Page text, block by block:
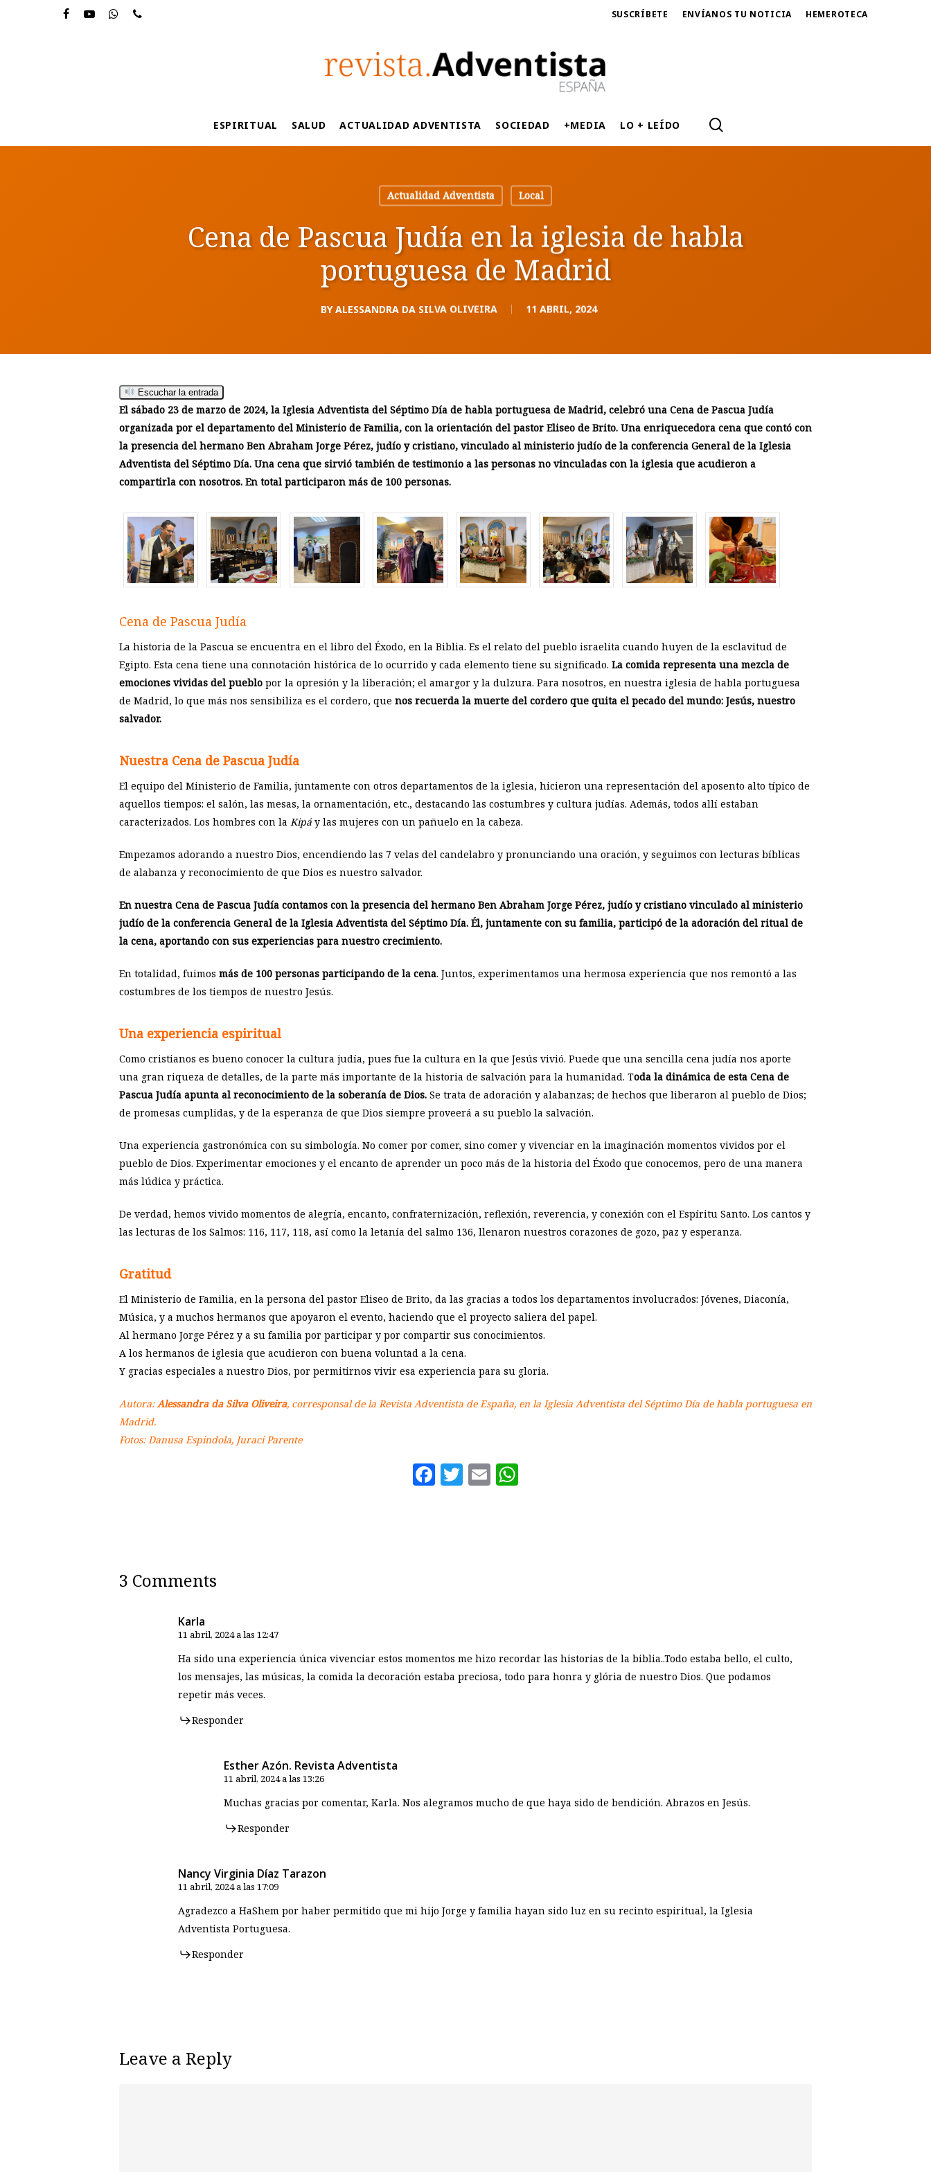
SUSCRÍBETE ENVÍANOS TU NOTICIA HEMEROTECA
Hit enter to search or ESC to close
ESPIRITUAL SALUD ACTUALIDAD ADVENTISTA SOCIEDAD +MEDIA LO + LEÍDO
Actualidad Adventista Local
Cena de Pascua Judía en la iglesia de habla
portuguesa de Madrid
BY ALESSANDRA DA SILVA OLIVEIRA 11 ABRIL, 2024
Escuchar la entrada
El sábado 23 de marzo de 2024, la Iglesia Adventista del Séptimo Día de habla portuguesa de Madrid, celebró una Cena de Pascua Judía
organizada por el departamento del Ministerio de Familia, con la orientación del pastor Eliseo de Brito. Una enriquecedora cena que contó con
la presencia del hermano Ben Abraham Jorge Pérez, judío y cristiano, vinculado al ministerio judío de la conferencia General de la Iglesia
Adventista del Séptimo Día. Una cena que sirvió también de testimonio a las personas no vinculadas con la iglesia que acudieron a
compartirla con nosotros. En total participaron más de 100 personas.
Cena de Pascua Judía
La historia de la Pascua se encuentra en el libro del Éxodo, en la Biblia. Es el relato del pueblo israelita cuando huyen de la esclavitud de
Egipto. Esta cena tiene una connotación histórica de lo ocurrido y cada elemento tiene su significado. La comida representa una mezcla de
emociones vividas del pueblo por la opresión y la liberación; el amargor y la dulzura. Para nosotros, en nuestra iglesia de habla portuguesa
de Madrid, lo que más nos sensibiliza es el cordero, que nos recuerda la muerte del cordero que quita el pecado del mundo: Jesús, nuestro
salvador.
Nuestra Cena de Pascua Judía
El equipo del Ministerio de Familia, juntamente con otros departamentos de la iglesia, hicieron una representación del aposento alto típico de
aquellos tiempos: el salón, las mesas, la ornamentación, etc., destacando las costumbres y cultura judías. Además, todos allí estaban
caracterizados. Los hombres con la Kipáy las mujeres con un pañuelo en la cabeza.
Empezamos adorando a nuestro Dios, encendiendo las 7 velas del candelabro y pronunciando una oración, y seguimos con lecturas bíblicas
de alabanza y reconocimiento de que Dios es nuestro salvador.
En nuestra Cena de Pascua Judía contamos con la presencia del hermano Ben Abraham Jorge Pérez, judío y cristiano vinculado al ministerio
judío de la conferencia General de la Iglesia Adventista del Séptimo Día. Él, juntamente con su familia, participó de la adoración del ritual de
la cena, aportando con sus experiencias para nuestro crecimiento.
En totalidad, fuimos más de 100 personas participando de la cena. Juntos, experimentamos una hermosa experiencia que nos remontó a las
costumbres de los tiempos de nuestro Jesús.
Una experiencia espiritual
Como cristianos es bueno conocer la cultura judía, pues fue la cultura en la que Jesús vivió. Puede que una sencilla cena judía nos aporte
una gran riqueza de detalles, de la parte más importante de la historia de salvación para la humanidad. Toda la dinámica de esta Cena de
Pascua Judía apunta al reconocimiento de la soberanía de Dios. Se trata de adoración y alabanzas; de hechos que liberaron al pueblo de Dios;
de promesas cumplidas, y de la esperanza de que Dios siempre proveerá a su pueblo la salvación.
Una experiencia gastronómica con su simbología. No comer por comer, sino comer y vivenciar en la imaginación momentos vividos por el
pueblo de Dios. Experimentar emociones y el encanto de aprender un poco más de la historia del Éxodo que conocemos, pero de una manera
más lúdica y práctica.
De verdad, hemos vivido momentos de alegría, encanto, confraternización, reflexión, reverencia, y conexión con el Espíritu Santo. Los cantos y
las lecturas de los Salmos: 116, 117, 118, así como la letanía del salmo 136, llenaron nuestros corazones de gozo, paz y esperanza.
Gratitud
El Ministerio de Familia, en la persona del pastor Eliseo de Brito, da las gracias a todos los departamentos involucrados: Jóvenes, Diaconía,
Música, y a muchos hermanos que apoyaron el evento, haciendo que el proyecto saliera del papel.
Al hermano Jorge Pérez y a su familia por participar y por compartir sus conocimientos.
A los hermanos de iglesia que acudieron con buena voluntad a la cena.
Y gracias especiales a nuestro Dios, por permitirnos vivir esa experiencia para su gloria.
Autora:Alessandra da Silva Oliveira, corresponsal de la Revista Adventista de España, en la Iglesia Adventista del Séptimo Día de habla portuguesa en
Madrid.
Fotos: Danusa Espindola, Juraci Parente
Facebook
Twitter
Email
3 Comments
Karla
11 abril, 2024 a las 12:47
Ha sido una experiencia única vivenciar estos momentos me hizo recordar las historias de la biblia..Todo estaba bello, el culto,
los mensajes, las músicas, la comida la decoración estaba preciosa, todo para honra y glória de nuestro Dios. Que podamos
repetir más veces.
Responder
Esther Azón. Revista Adventista
11 abril, 2024 a las 13:26
Muchas gracias por comentar, Karla. Nos alegramos mucho de que haya sido de bendición. Abrazos en Jesús.
Responder
Nancy Virginia Díaz Tarazon
11 abril, 2024 a las 17:09
Agradezco a HaShem por haber permitido que mi hijo Jorge y familia hayan sido luz en su recinto espiritual, la Iglesia
Adventista Portuguesa.
Responder
Leave a Reply